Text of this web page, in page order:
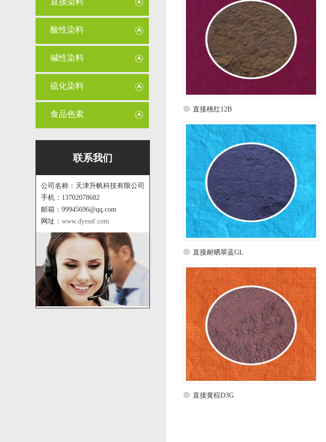
酸性染料
碱性染料
硫化染料
食品色素
联系我们
公司名称：天津升帆科技有限公司
手机：13702078682
邮箱：99945696@qq.com
网址： www.dyessf.com
直接桃红12B
直接耐晒翠蓝GL
直接黄棕D3G